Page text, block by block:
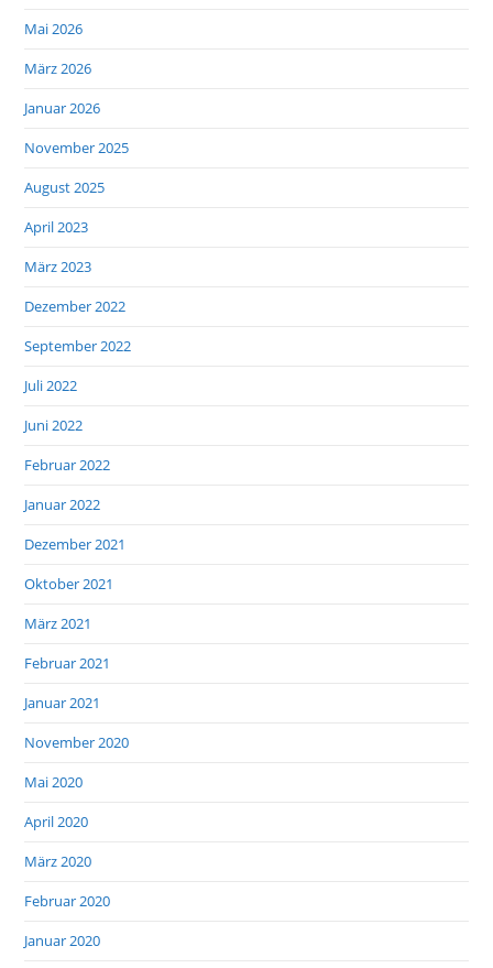
Mai 2026
März 2026
Januar 2026
November 2025
August 2025
April 2023
März 2023
Dezember 2022
September 2022
Juli 2022
Juni 2022
Februar 2022
Januar 2022
Dezember 2021
Oktober 2021
März 2021
Februar 2021
Januar 2021
November 2020
Mai 2020
April 2020
März 2020
Februar 2020
Januar 2020